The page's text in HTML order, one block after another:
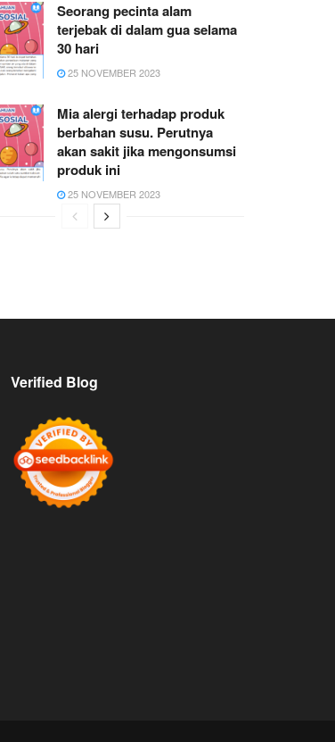
Seorang pecinta alam
terjebak di dalam gua selama
30 hari
25 NOVEMBER 2023
Mia alergi terhadap produk
berbahan susu. Perutnya
akan sakit jika mengonsumsi
produk ini
25 NOVEMBER 2023
Verified Blog